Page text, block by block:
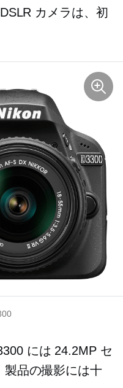
DSLR カメラは、初
には 24.2MP セ
製品の撮影には十